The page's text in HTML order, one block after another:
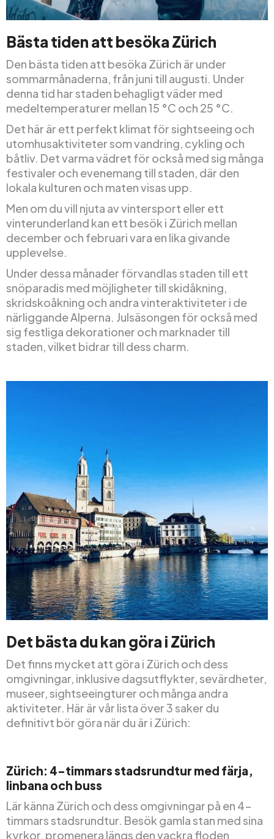
Bästa tiden att besöka Zürich
Den bästa tiden att besöka Zürich är under
sommarmånaderna, från juni till augusti. Under
denna tid har staden behagligt väder med
medeltemperaturer mellan 15 °C och 25 °C.
Det här är ett perfekt klimat för sightseeing och
utomhusaktiviteter som vandring, cykling och
båtliv. Det varma vädret för också med sig många
festivaler och evenemang till staden, där den
lokala kulturen och maten visas upp.
Men om du vill njuta av vintersport eller ett
vinterunderland kan ett besök i Zürich mellan
december och februari vara en lika givande
upplevelse.
Under dessa månader förvandlas staden till ett
snöparadis med möjligheter till skidåkning,
skridskoåkning och andra vinteraktiviteter i de
närliggande Alperna. Julsäsongen för också med
sig festliga dekorationer och marknader till
staden, vilket bidrar till dess charm.
Det bästa du kan göra i Zürich
Det finns mycket att göra i Zürich och dess
omgivningar, inklusive dagsutflykter, sevärdheter,
museer, sightseeingturer och många andra
aktiviteter. Här är vår lista över 3 saker du
definitivt bör göra när du är i Zürich:
Zürich: 4-timmars stadsrundtur med färja,
linbana och buss
Lär känna Zürich och dess omgivningar på en 4-
timmars stadsrundtur. Besök gamla stan med sina
kyrkor, promenera längs den vackra floden